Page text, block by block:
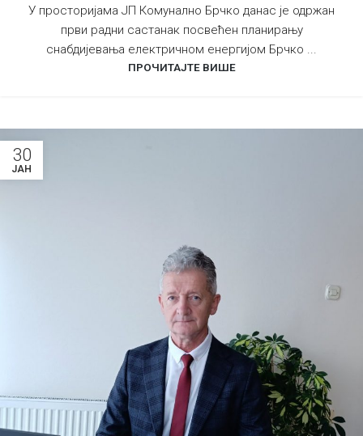
У просторијама ЈП Комунално Брчко данас је одржан
први радни састанак посвећен планирању
снабдијевања електричном енергијом Брчко ...
ПРОЧИТАЈТЕ ВИШЕ
30
ЈАН